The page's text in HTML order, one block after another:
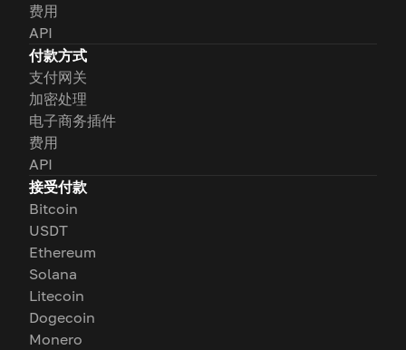
费用
API
付款方式
支付网关
加密处理
电子商务插件
费用
API
接受付款
Bitcoin
USDT
Ethereum
Solana
Litecoin
Dogecoin
Monero